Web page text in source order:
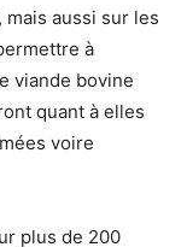
mais aussi sur les
à
viande bovine
quant à elles
voire
plus de 200